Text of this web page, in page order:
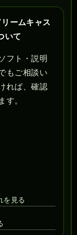
ームキャス
いて
フト・説明
もご相談い
れば、確認
す。
を見る